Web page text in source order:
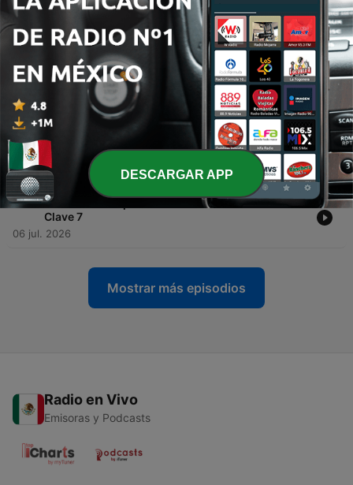
944
Clave 45 T 11. Ep 383 La Masonería en el futbol:
Después del mundial España Argentina
27 jul. 2026
943 -
Clave 45 T 11 Ep 382 Los genios que creían
hablar con los dioses
20 jul. 2026
942 - Clave 45 T 11 Ep 381 Ciudadanos Soberanos:
Estan entre nosotros
13 jul. 2026
941 - Clave 45 T 11 Ep 380 Misterio desde Canarias.
Clave 7
06 jul. 2026
Mostrar más episodios
Radio en Vivo
Emisoras y Podcasts
DESCARGAR APP